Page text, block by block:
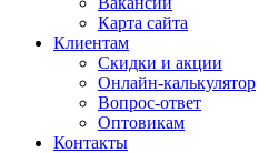
Карта сайта
Клиентам
Скидки и акции
Онлайн-калькулятор
Вопрос-ответ
Оптовикам
Контакты